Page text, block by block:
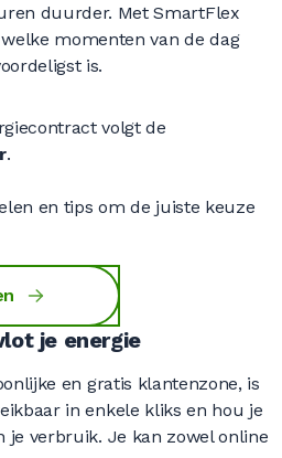
duurder. Met SmartFlex
momenten van de dag
is.
volgt de
.
en tips om de juiste keuze
je energie
en gratis klantenzone, is
in enkele kliks en hou je
je verbruik. Je kan zowel online